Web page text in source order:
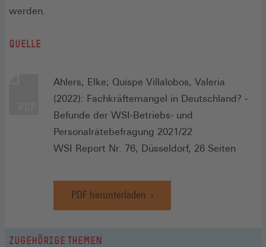
werden.
QUELLE
Ahlers, Elke; Quispe Villalobos, Valeria
(2022): Fachkräftemangel in Deutschland? -
Befunde der WSI-Betriebs- und
Personalrätebefragung 2021/22
WSI Report Nr. 76, Düsseldorf, 26 Seiten
PDF herunterladen
ZUGEHÖRIGE THEMEN